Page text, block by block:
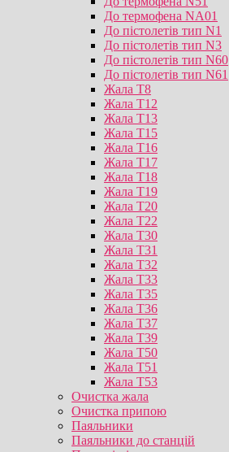
До термофена NA01
До пістолетів тип N1
До пістолетів тип N3
До пістолетів тип N60
До пістолетів тип N61
Жала T8
Жала T12
Жала T13
Жала T15
Жала T16
Жала T17
Жала T18
Жала T19
Жала T20
Жала T22
Жала T30
Жала T31
Жала T32
Жала T33
Жала T35
Жала T36
Жала T37
Жала T39
Жала T50
Жала T51
Жала T53
Очистка жала
Очистка припою
Паяльники
Паяльники до станцій